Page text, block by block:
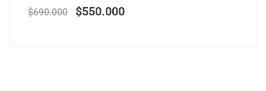
$690.000 $550.000